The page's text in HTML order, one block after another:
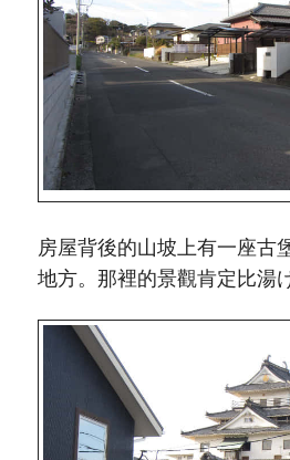
房屋背後的山坡上有一座古
地方。那裡的景觀肯定比湯